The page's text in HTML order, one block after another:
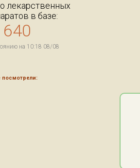
лекарственных
в базе:
на 10:18 08/08
посмотрели: